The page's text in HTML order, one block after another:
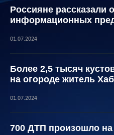
Россияне рассказали
информационных
01.07.2024
Более 2,5 тысяч
на огороде житель
01.07.2024
700 ДТП произошло